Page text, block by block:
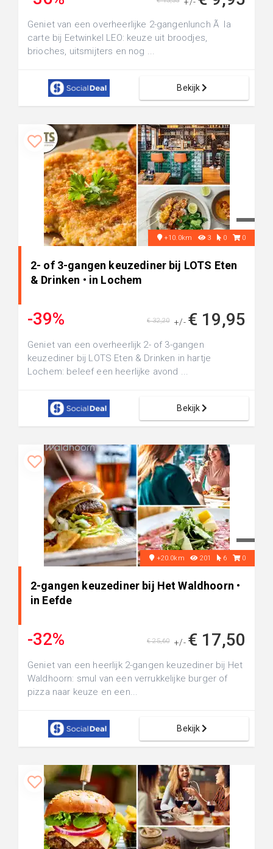
Geniet van een overheerlijke 2-gangenlunch Ã la
carte bij Eetwinkel LEO: keuze uit broodjes,
brioches, uitsmijters en nog ...
Bekijk
+10.0km 3 0 0
2- of 3-gangen keuzediner bij LOTS Eten
& Drinken • in Lochem
-39% +/- € 19,95
€ 32,20
Geniet van een overheerlijk 2- of 3-gangen
keuzediner bij LOTS Eten & Drinken in hartje
Lochem: beleef een heerlijke avond ...
Bekijk
+20.0km 201 6 0
2-gangen keuzediner bij Het Waldhoorn •
in Eefde
-32% +/- € 17,50
€ 25,60
Geniet van een heerlijk 2-gangen keuzediner bij Het
Waldhoorn: smul van een verrukkelijke burger of
pizza naar keuze en een...
Bekijk